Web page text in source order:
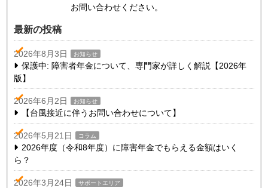
お問い合わせください。
最新の投稿
2026年8月3日 お知らせ
保護中: 障害者年金について、専門家が詳しく解説【2026年
版】
2026年6月2日 お知らせ
【台風接近に伴うお問い合わせについて】
2026年5月21日 コラム
2026年度（令和8年度）に障害年金でもらえる金額はいく
ら？
2026年3月24日 サポートエリア